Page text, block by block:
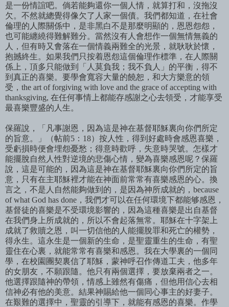
是一份情誼吧。倘若能夠還你一個人情，就算打和，沒拖沒
欠。不然就總覺得像欠了人家一個債。我們都知道，在社會
倫理的人際關係中，是非黑白不是那麼明顯的，恩恩怨怨，
也可能纏繞得難解難分。 當然沒有人會想作一個無情無義的
人，但有時又 㑹落在一個情義兩難全的光景 ，就耿耿於懷，
抱撼終生。如果我們只按着恩怨這個倫理作標準，在人際關
係上，頂多只能做到「人莫負我；我不負人」的平衡，得不
到真正的喜樂。 要學會寬容大量的饒恕，和大方樂意的領
受，the art of forgiving with love and the grace of accepting with
thanksgiving, 在任何事情上都能存感謝之心去領受，才能享受
最喜樂豐盛的人生。
保羅說，「凡事謝恩，因為這是神在基督耶穌裏向你們所定
的旨意。」（帖前5：18）按人性，得到好處時會感恩喜樂，
受虧損時便會埋怨憂愁；得意時歡呼，失意時哭號。怎樣才
能擺脫自然人性對逆境的悲傷心情，變為喜樂感恩呢？保羅
說，這是可能的，因為這是神在基督耶穌裏向你們所定的旨
意， 只有在主耶穌裡才能在神面前常常有喜樂感恩的心。換
言之，不是人自然能夠做到的，是因為神所成就的，because
of what God has done，我們才可以在任何環境下都能够感恩，
基督徒的喜樂是不受環境影響的，因為這種喜樂是出自基督
在我們身上所成就的，所以不會起落無常。耶穌在十字架上
成就了救贖之恩，叫一切信他的人能擺脫罪和死亡的權勢，
得永生。這永生是一個新的生命，是聖靈重生的生命，有聖
靈住在心裏，就能常常有喜樂和感恩。我在大學裏的一個同
學，在校園團契裏信了耶穌，蒙神呼召作傳道工夫，他多年
的女朋友，不願跟隨。他只有兩個選擇，要放棄兩者之一。
他選擇跟隨神的帶領，情感上雖然有傷痛，但他用信心去相
信神必有他的美意。結果神賜給他一個同心事主的好妻子。
在艱難的選擇中，聖靈的引導下，就能有感恩的喜樂。作學